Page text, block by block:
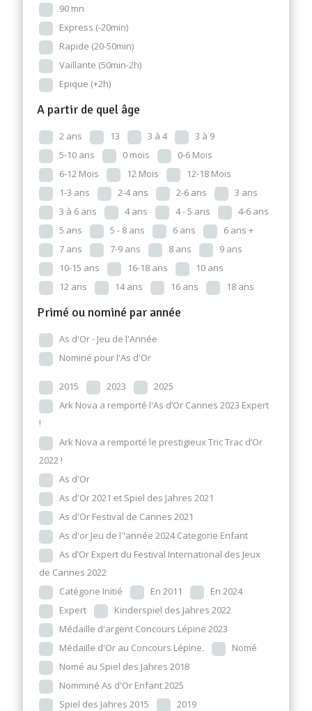
90 mn
Express (-20min)
Rapide (20-50min)
Vaillante (50min-2h)
Epique (+2h)
A partir de quel âge
2 ans 13 3 à 4
3 à 9
5-10 ans
0 mois
0-6 Mois
6-12 Mois
12 Mois
12-18 Mois
1-3 ans
2-4 ans 2-6 ans
3 ans
3 à 6 ans
4 ans 4 - 5 ans
4-6 ans
5 ans
5 - 8 ans 6 ans
6 ans +
7 ans
7-9 ans 8 ans
9 ans
10-15 ans
16-18 ans
10 ans
12 ans
14 ans 16 ans 18 ans
Primé ou nominé par année
As d'Or - Jeu de l'Année
Nominé pour l'As d'Or
2015 2023
2025
Ark Nova a remporté l'As d’Or Cannes 2023 Expert
!
Ark Nova a remporté le prestigieux Tric Trac d’Or
2022 !
As d'Or
As d'Or 2021 et Spiel des Jahres 2021
As d'Or Festival de Cannes 2021
As d'or Jeu de l"année 2024 Categorie Enfant
As d’Or Expert du Festival International des Jeux
de Cannes 2022
Catégorie Initié
En 2011
En 2024
Expert
Kinderspiel des Jahres 2022
Médaille d'argent Concours Lépine 2023
Médaille d'Or au Concours Lépine.
Nomé
Nomé au Spiel des Jahres 2018
Nomminé As d'Or Enfant 2025
Spiel des Jahres 2015
2019